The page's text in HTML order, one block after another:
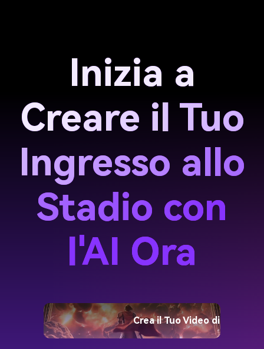
Inizia a
Creare il Tuo
Ingresso allo
Stadio con
l'AI Ora
Crea il Tuo Video di